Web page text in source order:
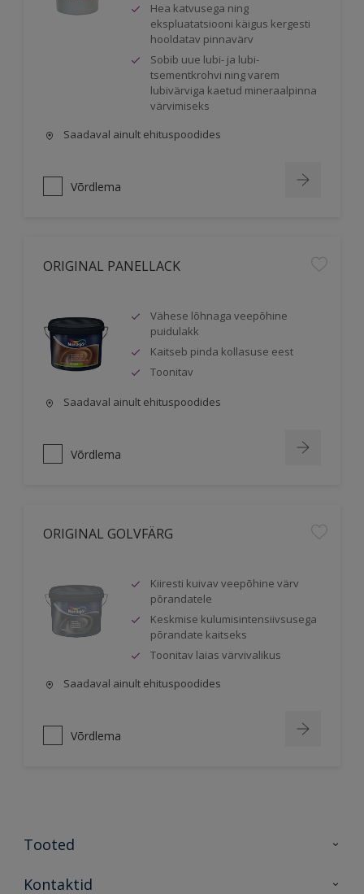
Hea katvusega ning
ekspluatatsiooni käigus kergesti
hooldatav pinnavärv
Sobib uue lubi- ja lubi-
tsementkrohvi ning varem
lubivärviga kaetud mineraalpinna
värvimiseks
Saadaval ainult ehituspoodides
Võrdlema
ORIGINAL PANELLACK
Vähese lõhnaga veepõhine
puidulakk
Kaitseb pinda kollasuse eest
Toonitav
Saadaval ainult ehituspoodides
Võrdlema
ORIGINAL GOLVFÄRG
Kiiresti kuivav veepõhine värv
põrandatele
Keskmise kulumisintensiivsusega
põrandate kaitseks
Toonitav laias värvivalikus
Saadaval ainult ehituspoodides
Võrdlema
Tooted
Tooted
Kontaktid